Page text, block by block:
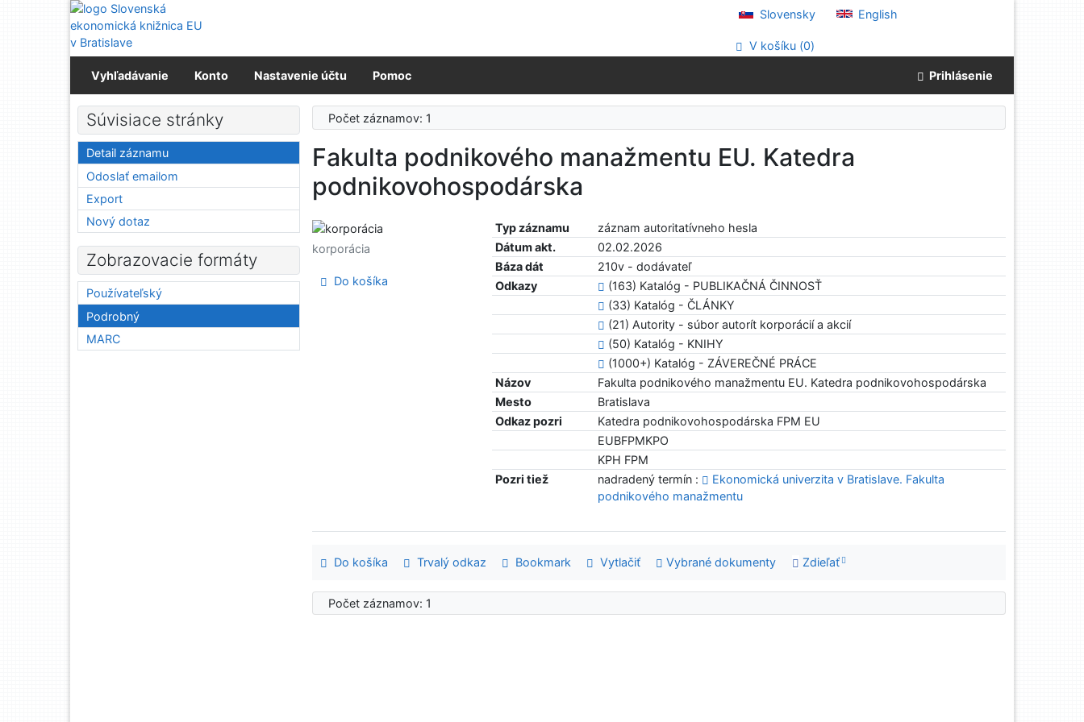
Prejsť na obsah
Prejsť na menu
Prehlásenie o webovej prístupnosti
Slovensky English
V košíku (0)
Vyhľadávanie Konto Nastavenie účtu Pomoc Prihlásenie
Počet záznamov: 1
Fakulta podnikového manažmentu EU. Katedra
podnikovohospodárska
Typ záznamu
záznam autoritatívneho hesla
Dátum akt.
02.02.2026
Báza dát
210v - dodávateľ
Odkazy
(163) Katalóg - PUBLIKAČNÁ ČINNOSŤ
(33) Katalóg - ČLÁNKY
(21) Autority - súbor autorít korporácií a akcií
(50) Katalóg - KNIHY
(1000+) Katalóg - ZÁVEREČNÉ PRÁCE
Názov
Fakulta podnikového manažmentu EU. Katedra podnikovohospodárska
Mesto
Bratislava
Odkaz pozri
Katedra podnikovohospodárska FPM EU
EUBFPMKPO
KPH FPM
Pozri tiež
nadradený termín :
Ekonomická univerzita v Bratislave. Fakulta
podnikového manažmentu
korporácia
Do košíka
Do košíka Trvalý odkaz Bookmark Vytlačiť Vybrané dokumenty Zdieľať
Počet záznamov: 1
Súvisiace stránky
Detail záznamu
Odoslať emailom
Export
Nový dotaz
Zobrazovacie formáty
Používateľský
Podrobný
MARC